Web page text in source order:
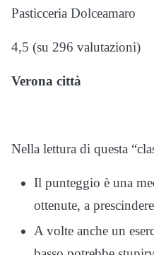
Pasticceria Dolceamaro
4,5 (su 296 valutazioni)
Verona città
Nella lettura di questa
Il punteggio è una
ottenute, a
A volte anche un